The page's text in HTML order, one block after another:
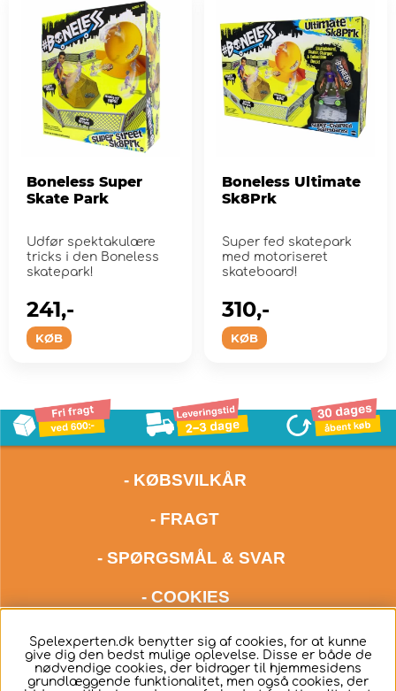
Boneless Super
Skate Park
Udfør spektakulære
tricks i den Boneless
skatepark!
KØB
241,-
Boneless Ultimate
Sk8Prk
Super fed skatepark
med motoriseret
skateboard!
KØB
310,-
- KØBSVILKÅR
- FRAGT
- SPØRGSMÅL & SVAR
- COOKIES
kontakt os meget gerne via mail på adressen
hello@spelexperten.com
Spelexperten.dk benytter sig af cookies, for at kunne
give dig den bedst mulige oplevelse. Disse er både de
nødvendige cookies, der bidrager til hjemmesidens
grundlæggende funktionalitet, men også cookies, der